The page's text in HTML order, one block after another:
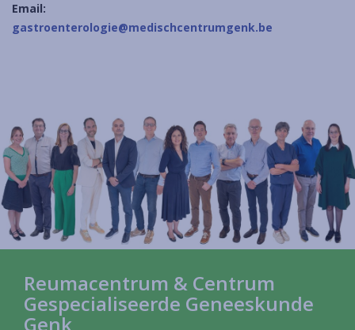
Email:
gastroenterologie@medischcentrumgenk.be
Reumacentrum & Centrum
Gespecialiseerde Geneeskunde
Genk